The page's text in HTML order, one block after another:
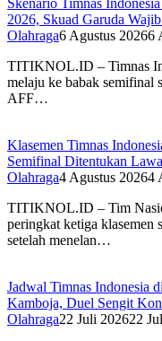
Skenario Timnas
2026, Skuad Garuda
Olahraga6 Agustus 20266
TITIKNOL.ID – Timnas
melaju ke babak semifinal
AFF…
Klasemen Timnas
Semifinal Ditentukan
Olahraga4 Agustus 20264
TITIKNOL.ID – Tim
peringkat ketiga klasemen
setelah menelan…
Jadwal Timnas Indonesia
Kamboja, Duel Sengit
Olahraga22 Juli 202622